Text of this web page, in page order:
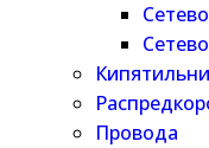
Провода